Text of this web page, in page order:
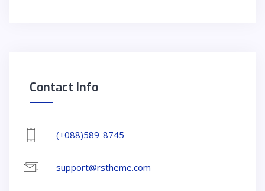
Contact Info
(+088)589-8745
support@rstheme.com